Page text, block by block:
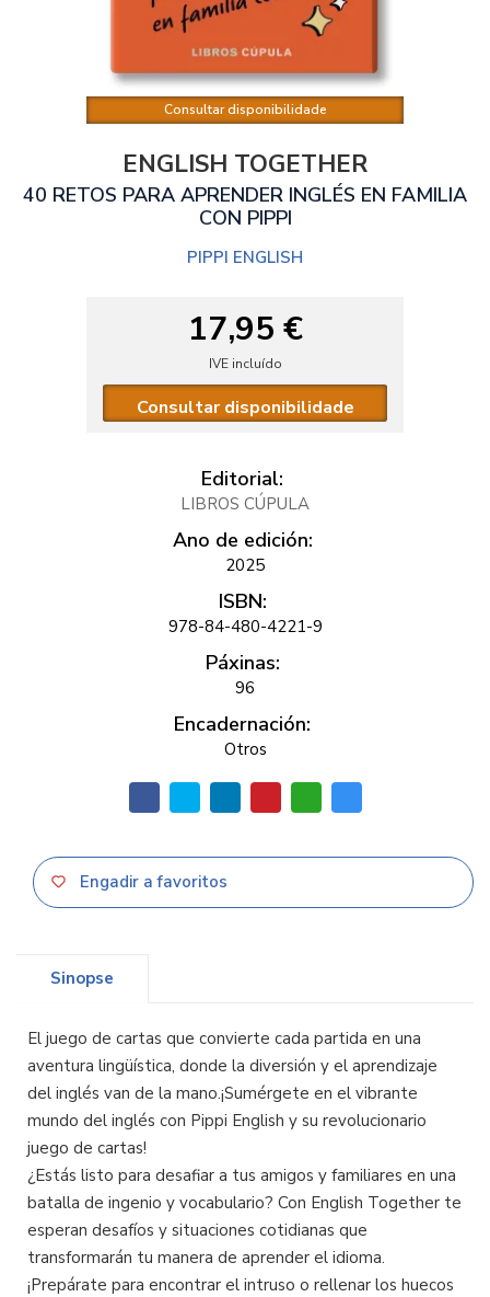
Consultar disponibilidade
ENGLISH TOGETHER
40 RETOS PARA APRENDER INGLÉS EN FAMILIA
CON PIPPI
PIPPI ENGLISH
17,95 €
IVE incluído
Consultar disponibilidade
Editorial:
LIBROS CÚPULA
Ano de edición:
2025
ISBN:
978-84-480-4221-9
Páxinas:
96
Encadernación:
Otros
Engadir a favoritos
Sinopse
El juego de cartas que convierte cada partida en una
aventura lingüística, donde la diversión y el aprendizaje
del inglés van de la mano.¡Sumérgete en el vibrante
mundo del inglés con Pippi English y su revolucionario
juego de cartas!
¿Estás listo para desafiar a tus amigos y familiares en una
batalla de ingenio y vocabulario? Con English Together te
esperan desafíos y situaciones cotidianas que
transformarán tu manera de aprender el idioma.
¡Prepárate para encontrar el intruso o rellenar los huecos